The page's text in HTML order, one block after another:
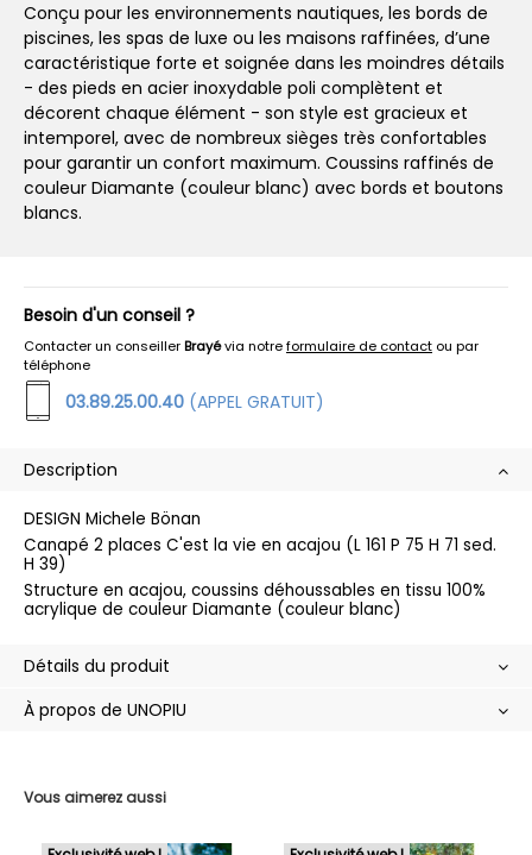
Conçu pour les environnements nautiques, les bords de
piscines, les spas de luxe ou les maisons raffinées, d’une
caractéristique forte et soignée dans les moindres détails
- des pieds en acier inoxydable poli complètent et
décorent chaque élément - son style est gracieux et
intemporel, avec de nombreux sièges très confortables
pour garantir un confort maximum. Coussins raffinés de
couleur Diamante (couleur blanc) avec bords et boutons
blancs.
Besoin d'un conseil ?
Contacter un conseillerBrayévia notreformulaire de contact ou par
téléphone
03.89.25.00.40 (APPEL GRATUIT)
Vous aimerez aussi
Description
DESIGN Michele Bönan
Canapé 2 places C'est la vie en acajou (L 161 P 75 H 71 sed.
H 39)
Structure en acajou, coussins déhoussables en tissu 100%
acrylique de couleur Diamante (couleur blanc)
Détails du produit
À propos de UNOPIU